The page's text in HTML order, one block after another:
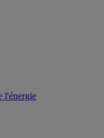
l'énergie